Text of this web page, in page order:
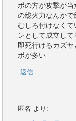
ボの方が攻撃が
の総火力なんか
むしろ付けなく
ンとして成立し
即死行けるカズ
ボが多い
返信
匿名 より: